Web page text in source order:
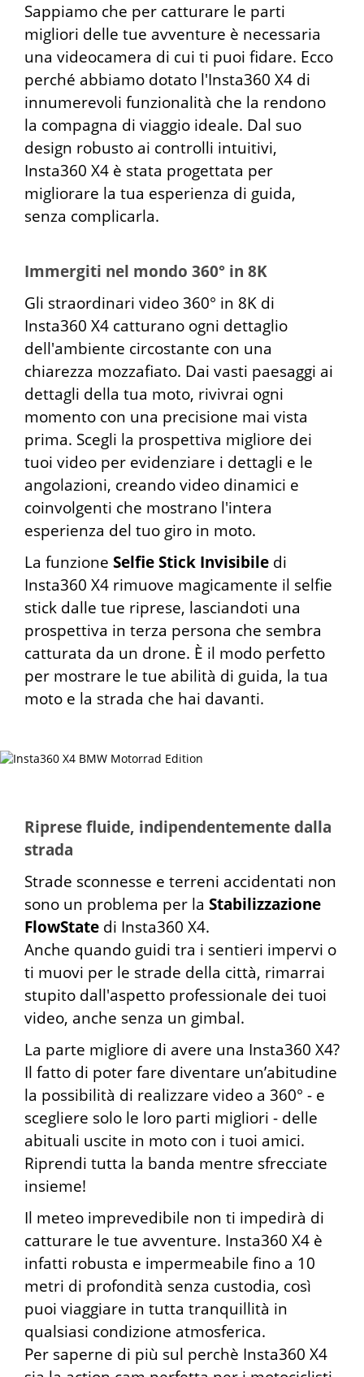
Sappiamo che per catturare le parti
migliori delle tue avventure è necessaria
una videocamera di cui ti puoi fidare. Ecco
perché abbiamo dotato l'Insta360 X4 di
innumerevoli funzionalità che la rendono
la compagna di viaggio ideale. Dal suo
design robusto ai controlli intuitivi,
Insta360 X4 è stata progettata per
migliorare la tua esperienza di guida,
senza complicarla.
Immergiti nel mondo 360° in 8K
Gli straordinari video 360° in 8K di
Insta360 X4 catturano ogni dettaglio
dell'ambiente circostante con una
chiarezza mozzafiato. Dai vasti paesaggi ai
dettagli della tua moto, rivivrai ogni
momento con una precisione mai vista
prima. Scegli la prospettiva migliore dei
tuoi video per evidenziare i dettagli e le
angolazioni, creando video dinamici e
coinvolgenti che mostrano l'intera
esperienza del tuo giro in moto.
La funzione Selfie Stick Invisibile di
Insta360 X4 rimuove magicamente il selfie
stick dalle tue riprese, lasciandoti una
prospettiva in terza persona che sembra
catturata da un drone. È il modo perfetto
per mostrare le tue abilità di guida, la tua
moto e la strada che hai davanti.
Riprese fluide, indipendentemente dalla
strada
Strade sconnesse e terreni accidentati non
sono un problema per la Stabilizzazione
FlowState di Insta360 X4.
Anche quando guidi tra i sentieri impervi o
ti muovi per le strade della città, rimarrai
stupito dall'aspetto professionale dei tuoi
video, anche senza un gimbal.
La parte migliore di avere una Insta360 X4?
Il fatto di poter fare diventare un’abitudine
la possibilità di realizzare video a 360° - e
scegliere solo le loro parti migliori - delle
abituali uscite in moto con i tuoi amici.
Riprendi tutta la banda mentre sfrecciate
insieme!
Il meteo imprevedibile non ti impedirà di
catturare le tue avventure. Insta360 X4 è
infatti robusta e impermeabile fino a 10
metri di profondità senza custodia, così
puoi viaggiare in tutta tranquillità in
qualsiasi condizione atmosferica.
Per saperne di più sul perchè Insta360 X4